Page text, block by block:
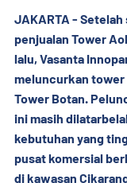
JAKARTA -
penjualan Tower
lalu, Vasanta
meluncurkan tower
Tower Botan.
ini masih
kebutuhan yang
pusat komersial
di kawasan